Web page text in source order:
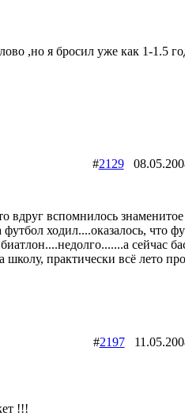
,но я бросил уже как 1-1.5
#2129
вспомнилось
ходил....оказалось, что
сейчас
школу, практически всё лето
#2197
!!!